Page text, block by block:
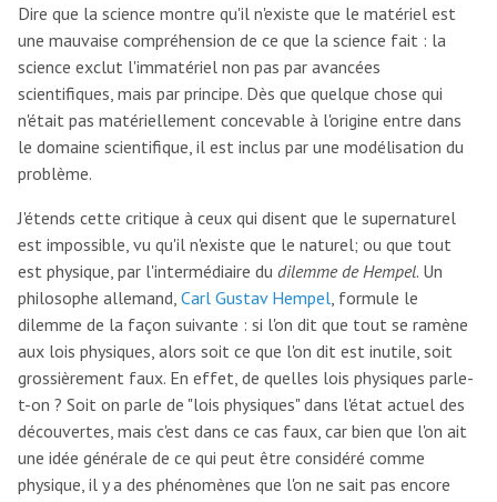
Dire que la science montre qu'il n'existe que le matériel est
une mauvaise compréhension de ce que la science fait : la
science exclut l'immatériel non pas par avancées
scientifiques, mais par principe. Dès que quelque chose qui
n'était pas matériellement concevable à l'origine entre dans
le domaine scientifique, il est inclus par une modélisation du
problème.
J'étends cette critique à ceux qui disent que le supernaturel
est impossible, vu qu'il n'existe que le naturel; ou que tout
est physique, par l'intermédiaire du dilemme de Hempel. Un
philosophe allemand, Carl Gustav Hempel , formule le
dilemme de la façon suivante : si l'on dit que tout se ramène
aux lois physiques, alors soit ce que l'on dit est inutile, soit
grossièrement faux. En effet, de quelles lois physiques parle-
t-on ? Soit on parle de "lois physiques" dans l'état actuel des
découvertes, mais c'est dans ce cas faux, car bien que l'on ait
une idée générale de ce qui peut être considéré comme
physique, il y a des phénomènes que l'on ne sait pas encore